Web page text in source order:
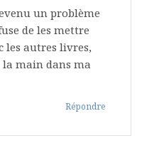
un problème
de les mettre
les autres livres,
main dans ma
Répondre